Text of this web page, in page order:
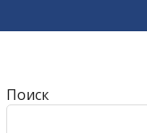
Поиск